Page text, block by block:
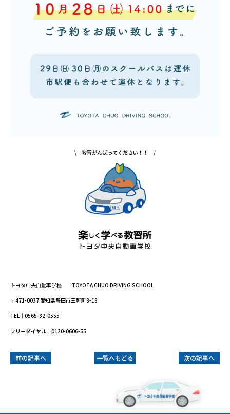
\ 教習がんばってください！！ /
トヨタ中央自動車学校 TOYOTA CHUO DRIVING SCHOOL
〒471-0037 愛知県豊田市三軒町8-18
TEL｜0565-32-0555
フリーダイヤル｜0120-0606-55
前の記事へ 一覧へもどる 次の記事へ